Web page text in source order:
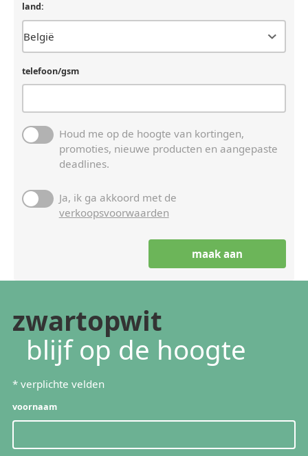
land:
telefoon/gsm
Houd me op de hoogte van kortingen,
promoties, nieuwe producten en aangepaste
deadlines.
Ja, ik ga akkoord met de
verkoopsvoorwaarden
zwartopwit
blijf op de hoogte
* verplichte velden
voornaam